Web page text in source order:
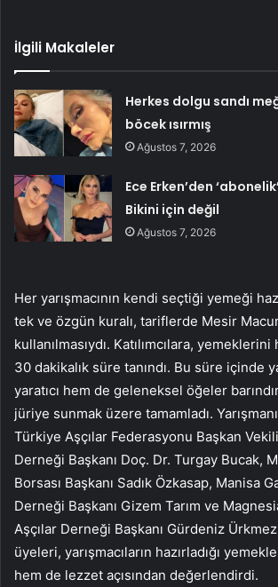
İlgili Makaleler
Herkes dolgu sandı
böcek ısırmış
Ağustos 7, 2026
Ece Erken’den
Bikini için değil
Ağustos 7, 2026
Her yarışmacının kendi seçtiği yemeği
tek ve özgün kuralı, tariflerde Mesir
kullanılmasıydı. Katılımcılara, yemeklerini
30 dakikalık süre tanındı. Bu süre içinde
yaratıcı hem de geleneksel öğeler
jüriye sunmak üzere tamamladı.
Türkiye Aşçılar Federasyonu Başkan
Derneği Başkanı Doç. Dr. Turgay Bucak,
Borsası Başkanı Sadık Özkasap, Manisa
Derneği Başkanı Gizem Tarım ve
Aşçılar Derneği Başkanı Gürdeniz
üyeleri, yarışmacıların hazırladığı
hem de lezzet açısından değerlendirdi.